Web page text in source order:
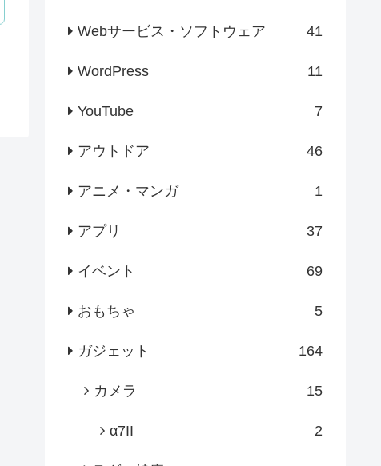
Webサービス・ソフトウェア 41
WordPress 11
YouTube 7
アウトドア 46
アニメ・マンガ 1
アプリ 37
イベント 69
おもちゃ 5
ガジェット 164
カメラ 15
α7II 2